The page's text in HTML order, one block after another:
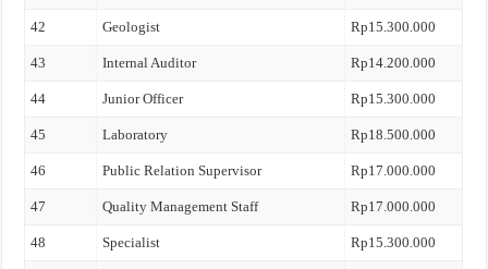
42 Geologist Rp15.300.000
43 Internal Auditor Rp14.200.000
44 Junior Officer Rp15.300.000
45 Laboratory Rp18.500.000
46 Public Relation Supervisor Rp17.000.000
47 Quality Management Staff Rp17.000.000
48 Specialist Rp15.300.000